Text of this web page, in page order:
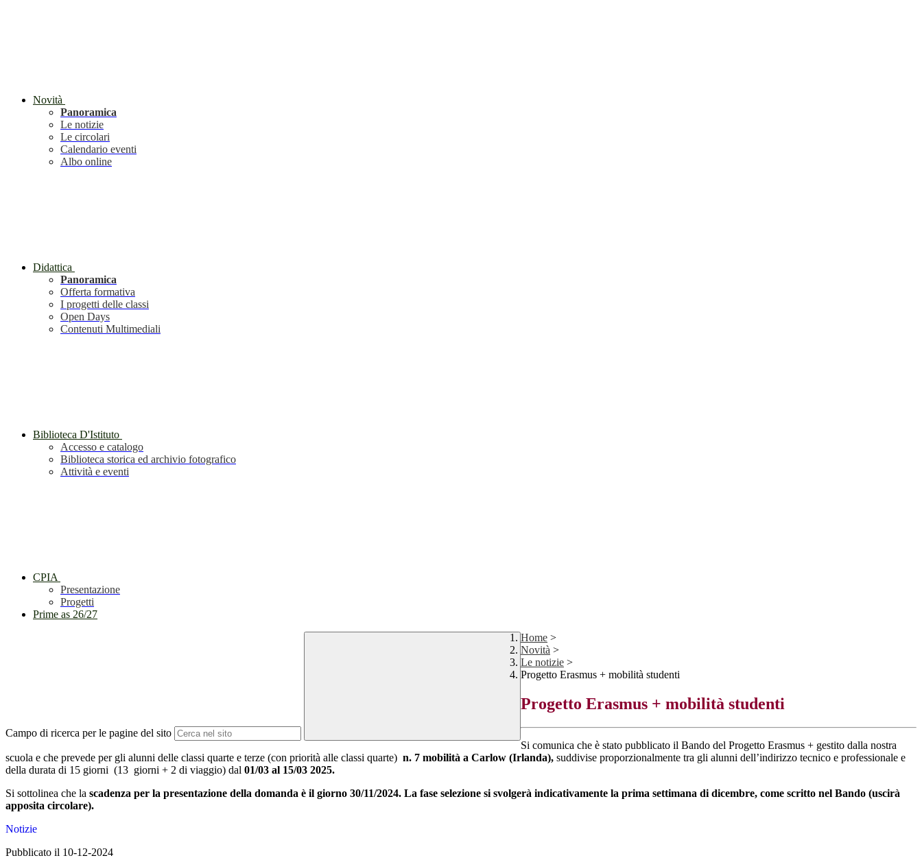
Novità
Panoramica
Le notizie
Le circolari
Calendario eventi
Albo online
Didattica
Panoramica
Offerta formativa
I progetti delle classi
Open Days
Contenuti Multimediali
Biblioteca D'Istituto
Accesso e catalogo
Biblioteca storica ed archivio fotografico
Attività e eventi
CPIA
Presentazione
Progetti
Prime as 26/27
Campo di ricerca per le pagine del sito
Home >
Novità >
Le notizie >
Progetto Erasmus + mobilità studenti
Progetto Erasmus + mobilità studenti
Si comunica che è stato pubblicato il Bando del Progetto Erasmus + gestito dalla nostra
scuola e che prevede per gli alunni delle classi quarte e terze (con priorità alle classi quarte) n. 7 mobilità a Carlow (Irlanda), suddivise proporzionalmente tra gli alunni dell’indirizzo tecnico e professionale e
della durata di 15 giorni (13 giorni + 2 di viaggio) dal 01/03 al 15/03 2025.
Si sottolinea che la scadenza per la presentazione della domanda è il giorno 30/11/2024. La fase selezione si svolgerà indicativamente la prima settimana di dicembre, come scritto nel Bando (uscirà
apposita circolare).
Notizie
Pubblicato il 10-12-2024